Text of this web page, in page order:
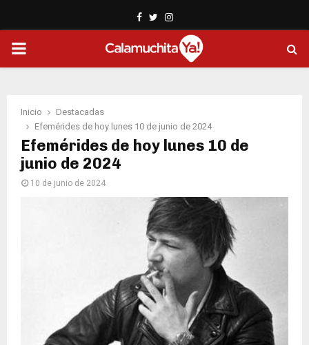
Facebook
TwitterInstagram
PRIMARY
Inicio
Destacadas
Efemérides de hoy lunes 10 de junio de 2024
Efemérides de hoy lunes 10 de
junio de 2024
10 de junio de 2024